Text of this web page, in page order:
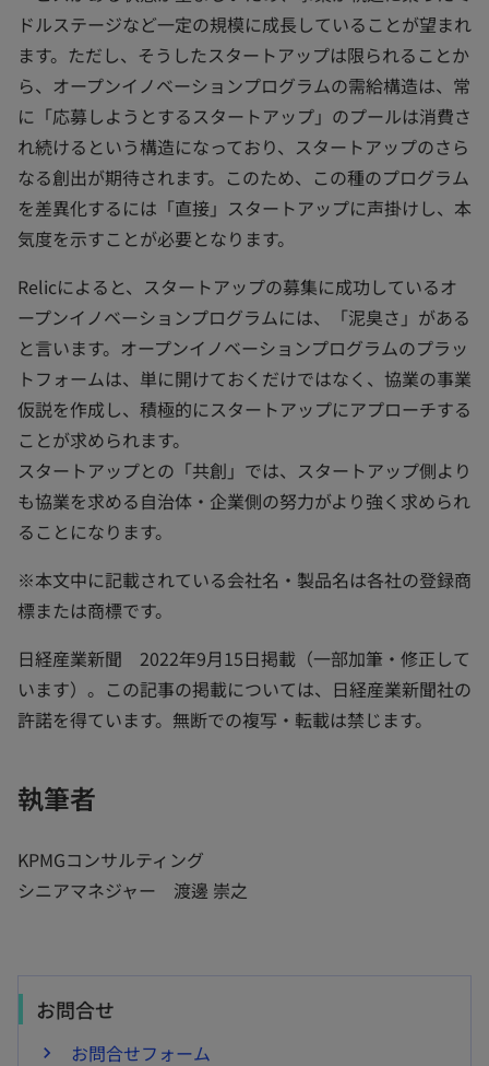
ドルステージなど一定の規模に成長していることが望まれ
ます。ただし、そうしたスタートアップは限られることか
ら、オープンイノベーションプログラムの需給構造は、常
に「応募しようとするスタートアップ」のプールは消費さ
れ続けるという構造になっており、スタートアップのさら
なる創出が期待されます。このため、この種のプログラム
を差異化するには「直接」スタートアップに声掛けし、本
気度を示すことが必要となります。
Relicによると、スタートアップの募集に成功しているオ
ープンイノベーションプログラムには、「泥臭さ」がある
と言います。オープンイノベーションプログラムのプラッ
トフォームは、単に開けておくだけではなく、協業の事業
仮説を作成し、積極的にスタートアップにアプローチする
ことが求められます。
スタートアップとの「共創」では、スタートアップ側より
も協業を求める自治体・企業側の努力がより強く求められ
ることになります。
※本文中に記載されている会社名・製品名は各社の登録商
標または商標です。
日経産業新聞 2022年9月15日掲載（一部加筆・修正して
います）。この記事の掲載については、日経産業新聞社の
許諾を得ています。無断での複写・転載は禁じます。
執筆者
KPMGコンサルティング
シニアマネジャー 渡邊 崇之
お問合せ
お問合せフォーム